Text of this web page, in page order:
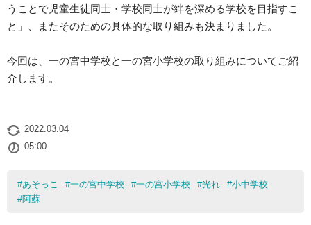
うことで児童生徒同士・学校同士が絆を深める学校を目指すこ
と」、またそのための具体的な取り組みも決まりました。
今回は、一の宮中学校と一の宮小学校の取り組みについてご紹
介します。
2022.03.04
05:00
#あそっこ #一の宮中学校 #一の宮小学校 #光れ #小中学校
#阿蘇